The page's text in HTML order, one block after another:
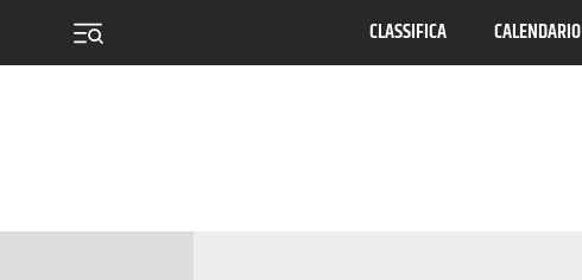
CLASSIFICA CALENDARIO